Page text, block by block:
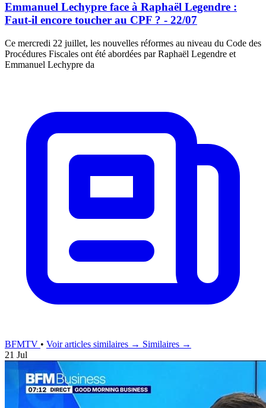
Emmanuel Lechypre face à Raphaël Legendre :
Faut-il encore toucher au CPF ? - 22/07
Ce mercredi 22 juillet, les nouvelles réformes au niveau du Code des
Procédures Fiscales ont été abordées par Raphaël Legendre et
Emmanuel Lechypre da
BFMTV • Voir articles similaires → Similaires →
21 Jul